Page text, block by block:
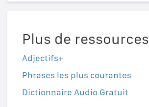
Plus de ressources
Adjectifs+
Phrases les plus courantes
Dictionnaire Audio Gratuit